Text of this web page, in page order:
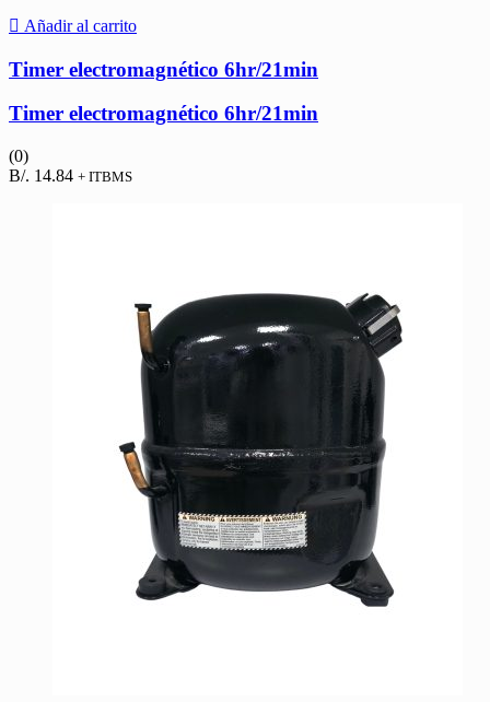
Añadir al carrito
Timer electromagnético 6hr/21min
Timer electromagnético 6hr/21min
(0)
B/. 14.84 + ITBMS